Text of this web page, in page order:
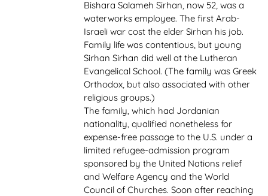
Bishara Salameh Sirhan, now 52, was a
waterworks employee. The first Arab-
Israeli war cost the elder Sirhan his job.
Family life was contentious, but young
Sirhan Sirhan did well at the Lutheran
Evangelical School. (The family was Greek
Orthodox, but also associated with other
religious groups.)
The family, which had Jordanian
nationality, qualified nonetheless for
expense-free passage to the U.S. under a
limited refugee-admission program
sponsored by the United Nations relief
and Welfare Agency and the World
Council of Churches. Soon after reaching